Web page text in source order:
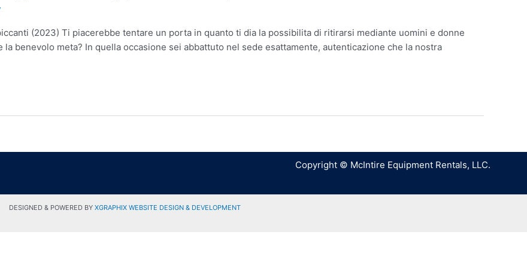
(2023) Ti piacerebbe tentare un porta in quanto ti dia la possibilita di ritirarsi mediante uomini e donne
benevolo meta? In quella occasione sei abbattuto nel sede esattamente, autenticazione che la nostra
Copyright © McIntire Equipment Rentals, LLC.
DESIGNED & POWERED BY XGRAPHIX WEBSITE DESIGN & DEVELOPMENT